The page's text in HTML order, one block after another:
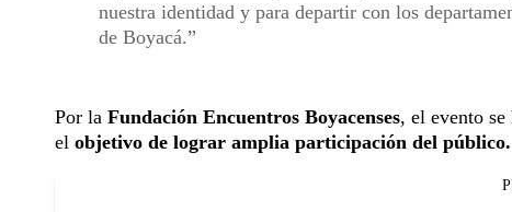
nuestra identidad y para departir con los
de Boyacá.
Por la Fundación Encuentros Boyacenses, el evento
el objetivo de lograr amplia participación del público.